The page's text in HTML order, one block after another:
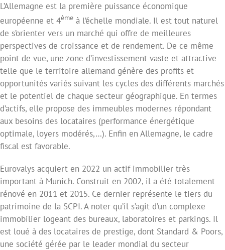
L’Allemagne est la première puissance économique
européenne et 4ème à l’échelle mondiale. Il est tout naturel
de s’orienter vers un marché qui offre de meilleures
perspectives de croissance et de rendement. De ce même
point de vue, une zone d’investissement vaste et attractive
telle que le territoire allemand génère des profits et
opportunités variés suivant les cycles des différents marchés
et le potentiel de chaque secteur géographique. En termes
d’actifs, elle propose des immeubles modernes répondant
aux besoins des locataires (performance énergétique
optimale, loyers modérés,…). Enfin en Allemagne, le cadre
fiscal est favorable.
Eurovalys acquiert en 2022 un actif immobilier très
important à Munich. Construit en 2002, il a été totalement
rénové en 2011 et 2015. Ce dernier représente le tiers du
patrimoine de la SCPI. A noter qu’il s’agit d’un complexe
immobilier logeant des bureaux, laboratoires et parkings. Il
est loué à des locataires de prestige, dont Standard & Poors,
une société gérée par le leader mondial du secteur